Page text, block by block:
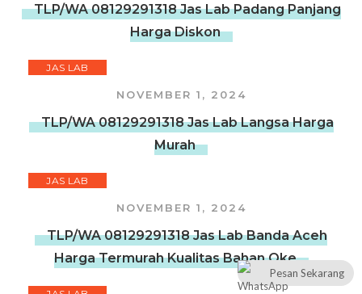
TLP/WA 08129291318 Jas Lab Padang Panjang
Harga Diskon
JAS LAB
NOVEMBER 1, 2024
TLP/WA 08129291318 Jas Lab Langsa Harga
Murah
JAS LAB
NOVEMBER 1, 2024
TLP/WA 08129291318 Jas Lab Banda Aceh
Harga Termurah Kualitas Bahan Oke
Pesan Sekarang